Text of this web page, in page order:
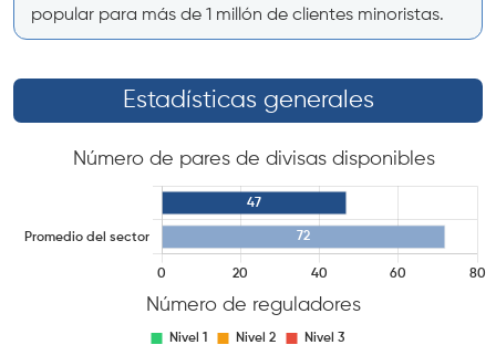
popular para más de 1 millón de clientes minoristas.
Estadísticas generales
Número de pares de divisas disponibles
Número de reguladores